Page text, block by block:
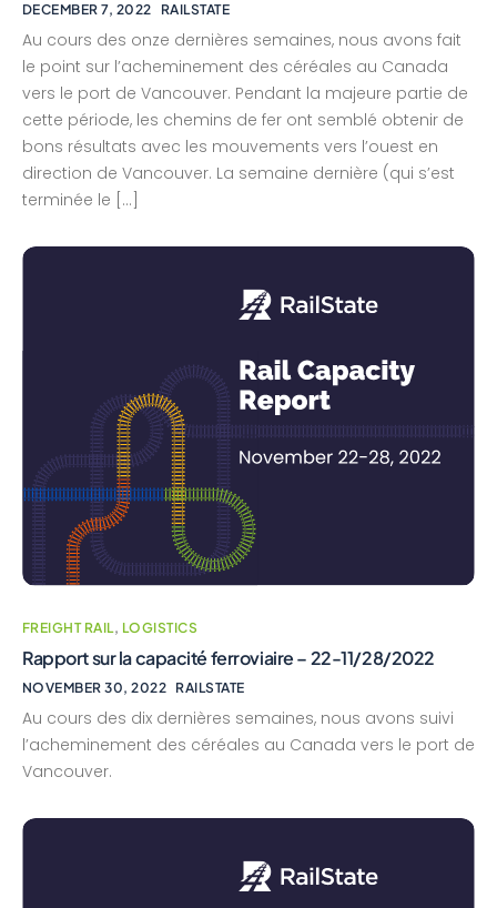
DECEMBER 7, 2022 RAILSTATE
Au cours des onze dernières semaines, nous avons fait
le point sur l’acheminement des céréales au Canada
vers le port de Vancouver. Pendant la majeure partie de
cette période, les chemins de fer ont semblé obtenir de
bons résultats avec les mouvements vers l’ouest en
direction de Vancouver. La semaine dernière (qui s’est
terminée le […]
FREIGHT RAIL, LOGISTICS
Rapport sur la capacité ferroviaire – 22-11/28/2022
NOVEMBER 30, 2022 RAILSTATE
Au cours des dix dernières semaines, nous avons suivi
l’acheminement des céréales au Canada vers le port de
Vancouver.